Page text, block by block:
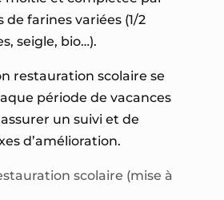
farines variées (1/2
seigle, bio…).
restauration scolaire se
période de vacances
un suivi et de
d’amélioration.
scolaire (mise à